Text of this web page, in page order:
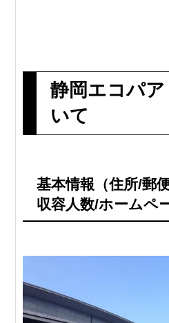
静岡エコパ
いて
基本情報（住所/郵
収容人数/ホームペ